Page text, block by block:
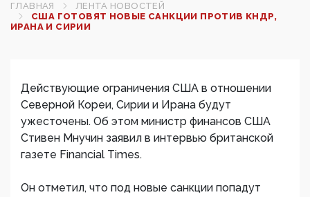
ГЛАВНАЯ
ЛЕНТА НОВОСТЕЙ
США ГОТОВЯТ НОВЫЕ САНКЦИИ ПРОТИВ КНДР,
ИРАНА И СИРИИ
Действующие ограничения США в отношении
Северной Кореи, Сирии и Ирана будут
ужесточены. Об этом министр финансов США
Стивен Мнучин заявил в интервью британской
газете Financial Times.
Он отметил, что под новые санкции попадут